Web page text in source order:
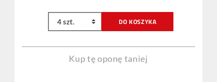
DO KOSZYKA
Kup tę oponę taniej